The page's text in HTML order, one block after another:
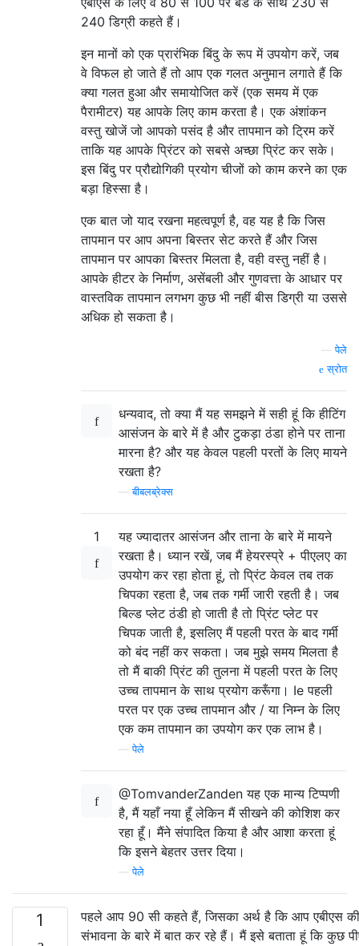
240 डिग्री कहते हैं।
इन मानों को एक प्रारंभिक बिंदु के रूप में उपयोग करें, जब
वे विफल हो जाते हैं तो आप एक गलत अनुमान लगाते हैं कि
क्या गलत हुआ और समायोजित करें (एक समय में एक
पैरामीटर) यह आपके लिए काम करता है। एक अंशांकन
वस्तु खोजें जो आपको पसंद है और तापमान को ट्रिम करें
ताकि यह आपके प्रिंटर को सबसे अच्छा प्रिंट कर सके।
इस बिंदु पर प्रौद्योगिकी प्रयोग चीजों को काम करने का एक
बड़ा हिस्सा है।
एक बात जो याद रखना महत्वपूर्ण है, वह यह है कि जिस
तापमान पर आप अपना बिस्तर सेट करते हैं और जिस
तापमान पर आपका बिस्तर मिलता है, वही वस्तु नहीं है।
आपके हीटर के निर्माण, असेंबली और गुणवत्ता के आधार पर
वास्तविक तापमान लगभग कुछ भी नहीं बीस डिग्री या उससे
अधिक हो सकता है।
—पेले
स्रोत
धन्यवाद, तो क्या मैं यह समझने में सही हूं कि हीटिंग
आसंजन के बारे में है और टुकड़ा ठंडा होने पर ताना
मारना है? और यह केवल पहली परतों के लिए मायने
रखता है?
—बीबलब्रेक्स
1
यह ज्यादातर आसंजन और ताना के बारे में मायने
रखता है। ध्यान रखें, जब मैं हेयरस्प्रे + पीएलए का
उपयोग कर रहा होता हूं, तो प्रिंट केवल तब तक
चिपका रहता है, जब तक गर्मी जारी रहती है। जब
बिल्ड प्लेट ठंडी हो जाती है तो प्रिंट प्लेट पर
चिपक जाती है, इसलिए मैं पहली परत के बाद गर्मी
को बंद नहीं कर सकता। जब मुझे समय मिलता है
तो मैं बाकी प्रिंट की तुलना में पहली परत के लिए
उच्च तापमान के साथ प्रयोग करूँगा। Ie पहली
परत पर एक उच्च तापमान और / या निम्न के लिए
एक कम तापमान का उपयोग कर एक लाभ है।
—पेले
@TomvanderZanden यह एक मान्य टिप्पणी
है, मैं यहाँ नया हूँ लेकिन मैं सीखने की कोशिश कर
रहा हूँ। मैंने संपादित किया है और आशा करता हूं
कि इसने बेहतर उत्तर दिया।
—पेले
1
पहले आप 90 सी कहते हैं, जिसका अर्थ है कि आप एबीएस की
संभावना के बारे में बात कर रहे हैं। मैं इसे बताता हूं कि कुछ